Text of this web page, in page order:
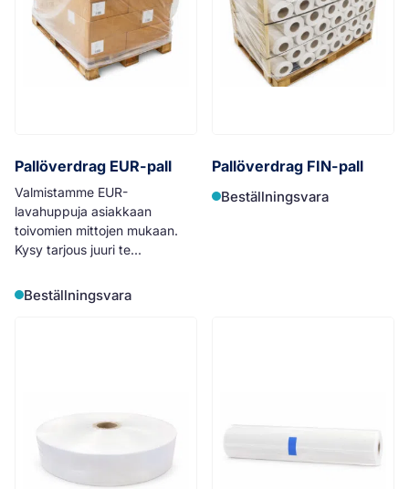
Pallöverdrag EUR-pall
Valmistamme EUR-
lavahuppuja asiakkaan
toivomien mittojen mukaan.
Kysy tarjous juuri te...
Beställningsvara
Pallöverdrag FIN-pall
Beställningsvara